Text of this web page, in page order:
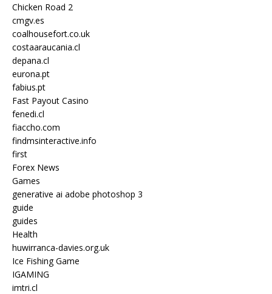
Chicken Road 2
cmgv.es
coalhousefort.co.uk
costaaraucania.cl
depana.cl
eurona.pt
fabius.pt
Fast Payout Casino
fenedi.cl
fiaccho.com
findmsinteractive.info
first
Forex News
Games
generative ai adobe photoshop 3
guide
guides
Health
huwirranca-davies.org.uk
Ice Fishing Game
IGAMING
imtri.cl